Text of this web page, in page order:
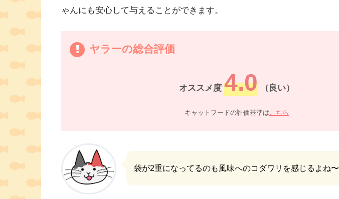
ゃんにも安心して与えることができます。
ヤラーの総合評価
オススメ度 4.0 （良い）
キャットフードの評価基準は こちら
袋が2重になってるのも風味へのコダワリを感じるよね〜